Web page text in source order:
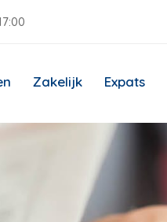
Zakelijk Expats